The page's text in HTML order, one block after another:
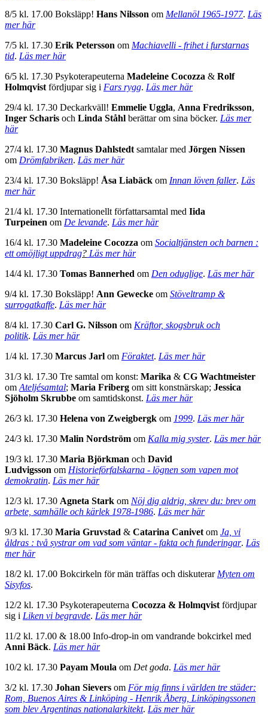
8/5 kl. 17.00 Boksläpp! Hans Nilsson om Mellanöl 1965-1977. Läs
mer här
7/5 kl. 17.30 Erik Petersson om Machiavelli - frihet i furstarnas
tid. Läs mer här
6/5 kl. 17.30 Psykoterapeuterna Madeleine Cocozza & Rolf
Holmqvist fördjupar sig i Fars rygg. Läs mer här
29/4 kl. 17.30 Deckarkväll! Emmelie Uggla, Anna Fredriksson,
Inger Scharis och Linda Ståhl berättar om sina böcker. Läs mer
här
27/4 kl. 17.30 Magnus Dahlstedt samtalar med Jörgen Nissen
om Drömfabriken. Läs mer här
23/4 kl. 17.30 Boksläpp! Åsa Liabäck om Innan löven faller. Läs
mer här
21/4 kl. 17.30 Internationellt författarsamtal med Iida
Turpeinen om De levande. Läs mer här
16/4 kl. 17.30 Madeleine Cocozza om Socialtjänsten och barnen :
ett omöjligt uppdrag? Läs mer här
14/4 kl. 17.30 Tomas Bannerhed om Den oduglige. Läs mer här
9/4 kl. 17.30 Boksläpp! Ann Gewecke om Stöveltramp &
surrogatkaffe. Läs mer här
8/4 kl. 17.30 Carl G. Nilsson om Kräftor, skogsbruk och
politik. Läs mer här
1/4 kl. 17.30 Marcus Jarl om Föraktet. Läs mer här
31/3 kl. 17.30 Tre samtal om konst: Marika & CG Wachtmeister
om Ateljésamtal; Maria Friberg om sitt konstnärskap; Jessica
Sjöholm Skrubbe om samtidskonst. Läs mer här
26/3 kl. 17.30 Helena von Zweigbergk om 1999. Läs mer här
24/3 kl. 17.30 Malin Nordström om Kalla mig syster. Läs mer här
19/3 kl. 17.30 Maria Björkman och David
Ludvigsson om Historieförfalskarna - lögnen som vapen mot
demokratin. Läs mer här
12/3 kl. 17.30 Agneta Stark om Nöj dig aldrig, skrev du: brev om
arbete, samhälle och kärlek 1978-1986. Läs mer här
9/3 kl. 17.30 Maria Gruvstad & Catarina Canivet om Ja, vi
åldras : två systrar om vad som väntar - fakta och funderingar. Läs
mer här
18/2 kl. 17.00 Bokcirkeln för män träffas och diskuterar Myten om
Sisyfos.
12/2 kl. 17.30 Psykoterapeuterna Cocozza & Holmqvist fördjupar
sig i Liken vi begravde. Läs mer här
11/2 kl. 17.00 & 18.00 Info-drop-in om vandrande bokcirkel med
Anni Bäck. Läs mer här
10/2 kl. 17.30 Payam Moula om Det goda. Läs mer här
3/2 kl. 17.30 Johan Sievers om För mig finns i världen tre städer:
Rom, Buenos Aires & Linköping - Henrik Åberg, Linköpingssonen
som blev Argentinas nationalarkitekt. Läs mer här